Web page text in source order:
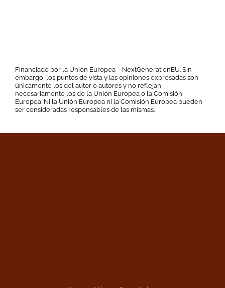
Financiado por la Unión Europea – NextGenerationEU. Sin
embargo, los puntos de vista y las opiniones expresadas son
únicamente los del autor o autores y no reflejan
necesariamente los de la Unión Europea o la Comisión
Europea. Ni la Unión Europea ni la Comisión Europea pueden
ser consideradas responsables de las mismas.